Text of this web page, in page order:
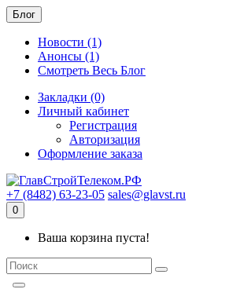
Блог
Новости (1)
Анонсы (1)
Смотреть Весь Блог
Закладки (0)
Личный кабинет
Регистрация
Авторизация
Оформление заказа
+7 (8482) 63-23-05 sales@glavst.ru
0
Ваша корзина пуста!